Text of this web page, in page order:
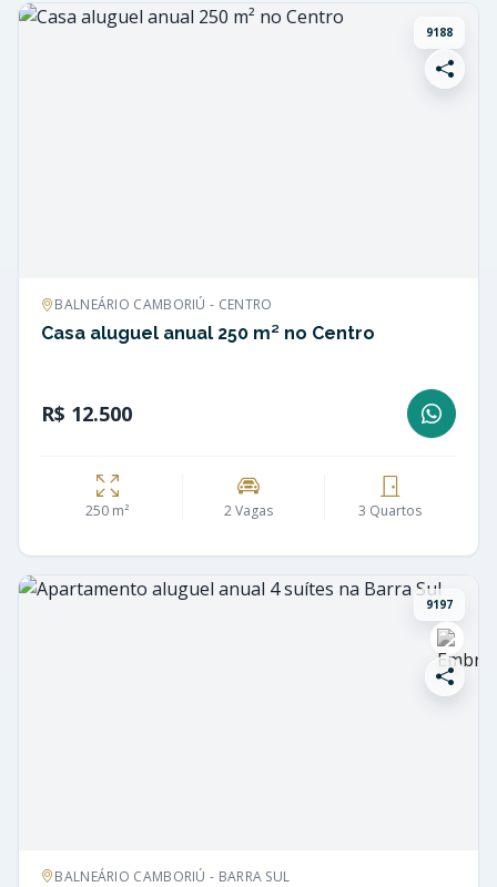
9188
BALNEÁRIO CAMBORIÚ - CENTRO
Casa aluguel anual 250 m² no Centro
R$ 12.500
250 m² 2 Vagas 3 Quartos
9197
BALNEÁRIO CAMBORIÚ - BARRA SUL